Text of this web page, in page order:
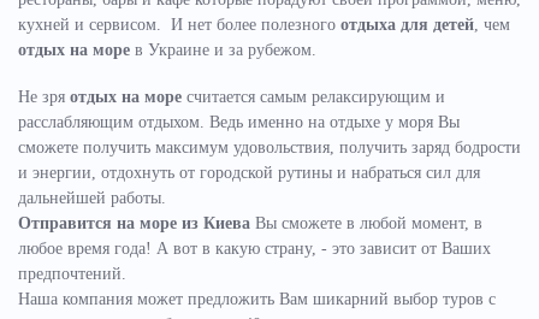
кухней и сервисом. И нет более полезного отдыха для детей , чем
отдых на море в Украине и за рубежом.
Не зря отдых на море считается самым релаксирующим и
расслабляющим отдыхом. Ведь именно на отдыхе у моря Вы
сможете получить максимум удовольствия, получить заряд бодрости
и энергии, отдохнуть от городской рутины и набраться сил для
дальнейшей работы.
Отправится на море из Киева Вы сможете в любой момент, в
любое время года! А вот в какую страну, - это зависит от Ваших
предпочтений.
Наша компания может предложить Вам шикарний выбор туров с